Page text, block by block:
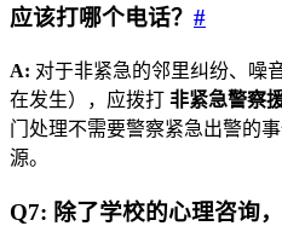
应该打哪个电话？ #
A: 对于非紧急的邻里纠纷、噪
在发生），应拨打 非紧急警察
门处理不需要警察紧急出警的
源。
Q7: 除了学校的心理咨询